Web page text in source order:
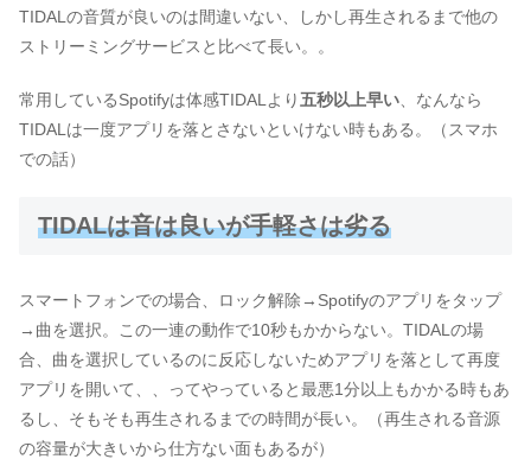
TIDALの音質が良いのは間違いない、しかし再生されるまで他の
ストリーミングサービスと比べて長い。。
常用しているSpotifyは体感TIDALより五秒以上早い 、なんなら
TIDALは一度アプリを落とさないといけない時もある。（スマホ
での話）
TIDALは音は良いが手軽さは劣る
スマートフォンでの場合、ロック解除→Spotifyのアプリをタップ
→曲を選択。この一連の動作で10秒もかからない。TIDALの場
合、曲を選択しているのに反応しないためアプリを落として再度
アプリを開いて、、ってやっていると最悪1分以上もかかる時もあ
るし、そもそも再生されるまでの時間が長い。（再生される音源
の容量が大きいから仕方ない面もあるが）